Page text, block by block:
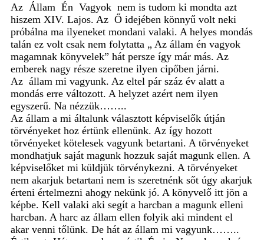
Az Állam Én Vagyok nem is tudom ki mondta azt
hiszem XIV. Lajos. Az Ő idejében könnyű volt neki
próbálna ma ilyeneket mondani valaki. A helyes mondás
talán ez volt csak nem folytatta „ Az állam én vagyok
magamnak könyvelek” hát persze így már más. Az
emberek nagy része szeretne ilyen cipőben járni.
Az állam mi vagyunk. Az eltel pár száz év alatt a
mondás erre változott. A helyzet azért nem ilyen
egyszerű. Na nézzük……..
Az állam a mi általunk választott képviselők útján
törvényeket hoz értünk ellenünk. Az így hozott
törvényeket kötelesek vagyunk betartani. A törvényeket
mondhatjuk saját magunk hozzuk saját magunk ellen. A
képviselőket mi küldjük törvénykezni. A törvényeket
nem akarjuk betartani nem is szeretnénk sőt úgy akarjuk
érteni értelmezni ahogy nekünk jó. A könyvelő itt jön a
képbe. Kell valaki aki segít a harcban a magunk elleni
harcban. A harc az állam ellen folyik aki mindent el
akar venni tőlünk. De hát az állam mi vagyunk……..